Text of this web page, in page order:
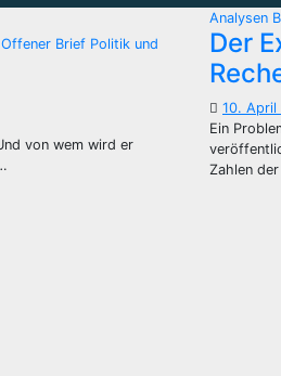
Offener Brief Politik und
von wem wird er
Analysen
Der
10. April
Ein
Zahlen